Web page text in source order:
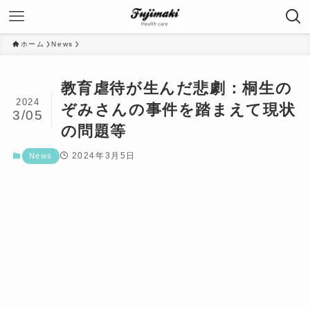
ホーム News
教育虐待が生んだ悲劇：桐生の
ぞみさんの事件を踏まえて現状
の問題等
2024
3/05
News 2024年3月5日